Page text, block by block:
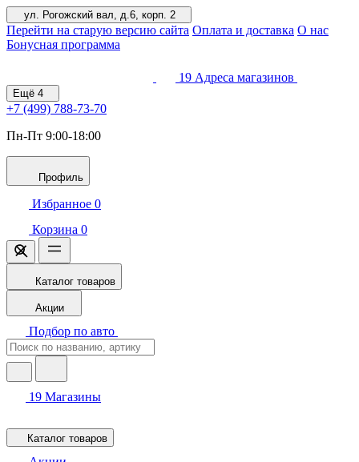
ул. Рогожский вал, д.6, корп. 2
Перейти на старую версию сайта Оплата и доставка О нас
Бонусная программа
19 Адреса магазинов
Ещё 4
+7 (499) 788-73-70
Пн-Пт 9:00-18:00
Профиль
Избранное 0
Корзина 0
Каталог товаров
Акции
Подбор по авто
19 Магазины
Каталог товаров